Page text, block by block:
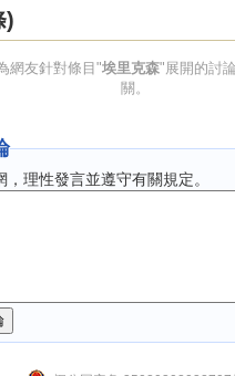
)
網友針對條目"埃里克森"展開的討
關。
，理性發言並遵守有關規定。